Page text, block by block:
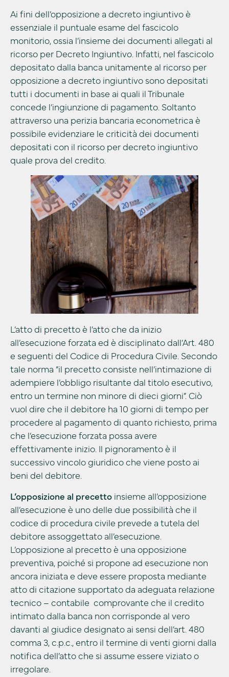
Ai fini dell’opposizione a decreto ingiuntivo è
essenziale il puntuale esame del fascicolo
monitorio, ossia l’insieme dei documenti allegati al
ricorso per Decreto Ingiuntivo. Infatti, nel fascicolo
depositato dalla banca unitamente al ricorso per
opposizione a decreto ingiuntivo sono depositati
tutti i documenti in base ai quali il Tribunale
concede l’ingiunzione di pagamento. Soltanto
attraverso una perizia bancaria econometrica è
possibile evidenziare le criticità dei documenti
depositati con il ricorso per decreto ingiuntivo
quale prova del credito.
L’atto di precetto è l’atto che da inizio
all’esecuzione forzata ed è disciplinato dall’Art. 480
e seguenti del Codice di Procedura Civile. Secondo
tale norma “il precetto consiste nell’intimazione di
adempiere l’obbligo risultante dal titolo esecutivo,
entro un termine non minore di dieci giorni”. Ciò
vuol dire che il debitore ha 10 giorni di tempo per
procedere al pagamento di quanto richiesto, prima
che l’esecuzione forzata possa avere
effettivamente inizio. Il pignoramento è il
successivo vincolo giuridico che viene posto ai
beni del debitore.
L’opposizione al precetto insieme all’opposizione
all’esecuzione è uno delle due possibilità che il
codice di procedura civile prevede a tutela del
debitore assoggettato all’esecuzione.
L’opposizione al precetto è una opposizione
preventiva, poiché si propone ad esecuzione non
ancora iniziata e deve essere proposta mediante
atto di citazione supportato da adeguata relazione
tecnico – contabile comprovante che il credito
intimato dalla banca non corrisponde al vero
davanti al giudice designato ai sensi dell’art. 480
comma 3, c.p.c., entro il termine di venti giorni dalla
notifica dell’atto che si assume essere viziato o
irregolare.